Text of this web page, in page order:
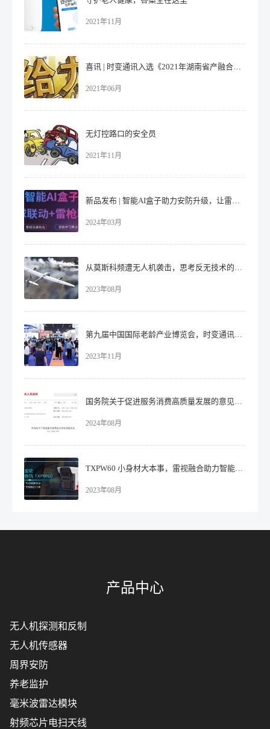
2021年11月
喜讯 | 时变通讯入选《2021年湖南省产融合作制造业重点企业名单》
2021年06月
无灯控路口的安全员
2021年11月
新品发布 | 智能AI盒子助力安防升级，让雷视融合从此 So Easy ！
2024年03月
从莫斯科频遭无人机袭击，思考反无技术的重要性！
2023年08月
第九届中国国际老龄产业博览会，时变通讯智慧引领养老未来！
2023年11月
国务院关于促进服务消费高质量发展的意见：提高家居适老化水平
2024年08月
TXPW60 小身材大本事，雷视融合助力智能安防！
2023年08月
产品中心
无人机探测和反制
无人机传感器
周界安防
养老监护
毫米波雷达模块
射频芯片电扫天线